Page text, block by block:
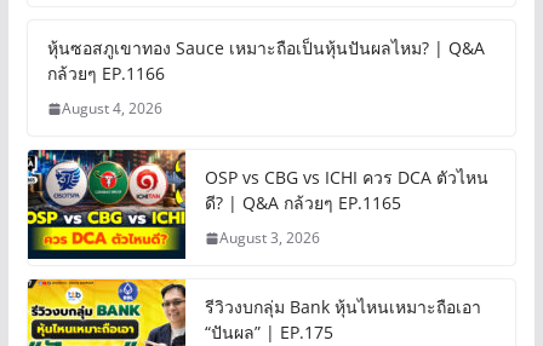
หุ้นซอสภูเขาทอง Sauce เหมาะถือเป็นหุ้นปันผลไหม? | Q&A
กล้วยๆ EP.1166
August 4, 2026
OSP vs CBG vs ICHI ควร DCA ตัวไหน
ดี? | Q&A กล้วยๆ EP.1165
August 3, 2026
รีวิวงบกลุ่ม Bank หุ้นไหนเหมาะถือเอา
“ปันผล” | EP.175